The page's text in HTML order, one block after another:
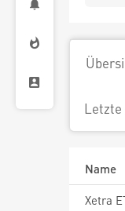
Letzte
Name
Xetra